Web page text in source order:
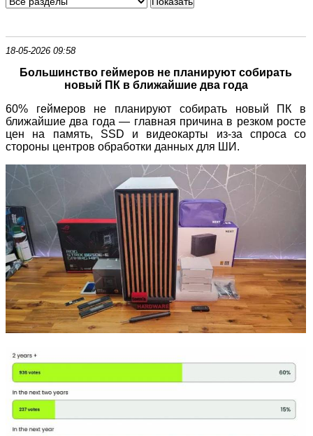
18-05-2026 09:58
Большинство геймеров не планируют собирать
новый ПК в ближайшие два года
60% геймеров не планируют собирать новый ПК в
ближайшие два года — главная причина в резком росте
цен на память, SSD и видеокарты из‑за спроса со
стороны центров обработки данных для ШИ.